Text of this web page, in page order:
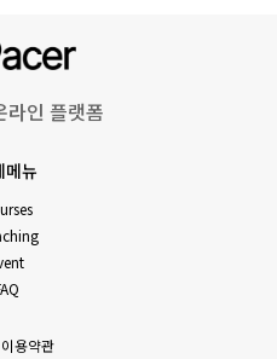
라인 플랫폼
메뉴
용약관